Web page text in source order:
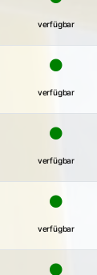
verfügbar
verfügbar
verfügbar
verfügbar